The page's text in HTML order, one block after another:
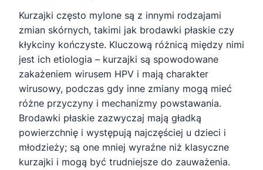
Kurzajki często mylone są z innymi rodzajami
zmian skórnych, takimi jak brodawki płaskie czy
kłykciny kończyste. Kluczową różnicą między nimi
jest ich etiologia – kurzajki są spowodowane
zakażeniem wirusem HPV i mają charakter
wirusowy, podczas gdy inne zmiany mogą mieć
różne przyczyny i mechanizmy powstawania.
Brodawki płaskie zazwyczaj mają gładką
powierzchnię i występują najczęściej u dzieci i
młodzieży; są one mniej wyraźne niż klasyczne
kurzajki i mogą być trudniejsze do zauważenia.